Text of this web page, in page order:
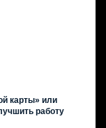
карты» или
работу